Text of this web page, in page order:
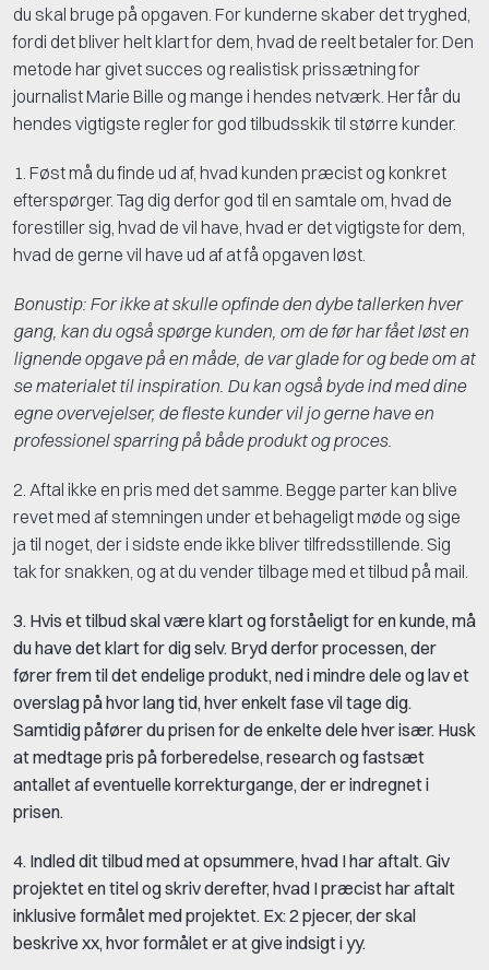
du skal bruge på opgaven. For kunderne skaber det tryghed,
fordi det bliver helt klart for dem, hvad de reelt betaler for. Den
metode har givet succes og realistisk prissætning for
journalist Marie Bille og mange i hendes netværk. Her får du
hendes vigtigste regler for god tilbudsskik til større kunder.
1. Føst må du finde ud af, hvad kunden præcist og konkret
efterspørger. Tag dig derfor god til en samtale om, hvad de
forestiller sig, hvad de vil have, hvad er det vigtigste for dem,
hvad de gerne vil have ud af at få opgaven løst.
Bonustip: For ikke at skulle opfinde den dybe tallerken hver
gang, kan du også spørge kunden, om de før har fået løst en
lignende opgave på en måde, de var glade for og bede om at
se materialet til inspiration. Du kan også byde ind med dine
egne overvejelser, de fleste kunder vil jo gerne have en
professionel sparring på både produkt og proces.
2. Aftal ikke en pris med det samme. Begge parter kan blive
revet med af stemningen under et behageligt møde og sige
ja til noget, der i sidste ende ikke bliver tilfredsstillende. Sig
tak for snakken, og at du vender tilbage med et tilbud på mail.
3. Hvis et tilbud skal være klart og forståeligt for en kunde, må
du have det klart for dig selv. Bryd derfor processen, der
fører frem til det endelige produkt, ned i mindre dele og lav et
overslag på hvor lang tid, hver enkelt fase vil tage dig.
Samtidig påfører du prisen for de enkelte dele hver især. Husk
at medtage pris på forberedelse, research og fastsæt
antallet af eventuelle korrekturgange, der er indregnet i
prisen.
4. Indled dit tilbud med at opsummere, hvad I har aftalt. Giv
projektet en titel og skriv derefter, hvad I præcist har aftalt
inklusive formålet med projektet. Ex: 2 pjecer, der skal
beskrive xx, hvor formålet er at give indsigt i yy.